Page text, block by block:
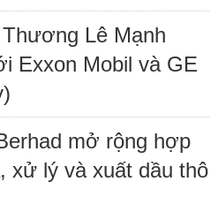
Lê Mạnh
Exxon Mobil và GE
mở rộng hợp
xử lý và xuất dầu thô